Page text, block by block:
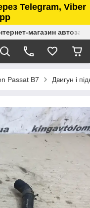
Telegram, Viber
магазин
Passat B7 Двигун і